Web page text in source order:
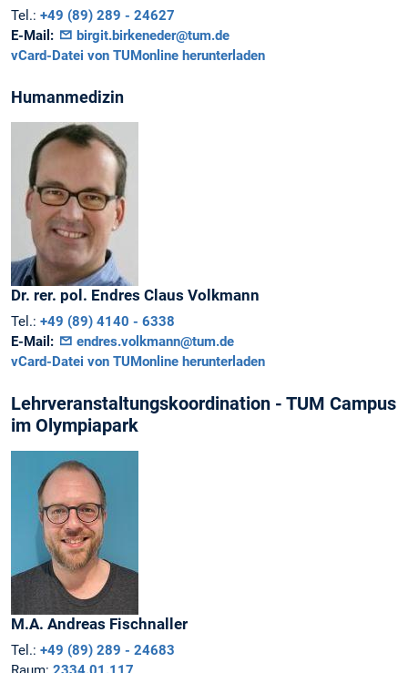
Tel.: +49 (89) 289 - 24627
E-Mail:
birgit.birkeneder@tum.de
vCard-Datei von TUMonline herunterladen
Humanmedizin
Dr. rer. pol. Endres Claus Volkmann
Tel.: +49 (89) 4140 - 6338
E-Mail:
endres.volkmann@tum.de
vCard-Datei von TUMonline herunterladen
Lehrveranstaltungskoordination - TUM Campus
im Olympiapark
M.A. Andreas Fischnaller
Tel.: +49 (89) 289 - 24683